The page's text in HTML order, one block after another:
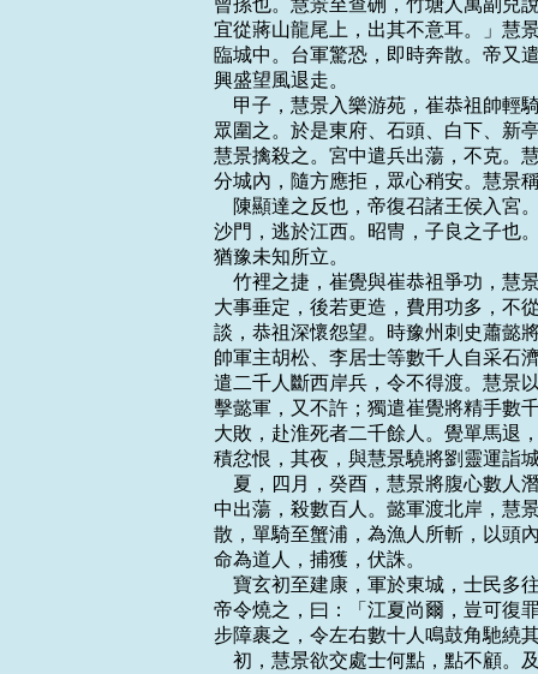
曾孫也。慧景至查硎，竹塘人萬副兒
宜從蔣山龍尾上，出其不意耳。」慧
臨城中。台軍驚恐，即時奔散。帝又
興盛望風退走。
甲子，慧景入樂游苑，崔恭祖帥
眾圍之。於是東府、石頭、白下、新
慧景擒殺之。宮中遣兵出蕩，不克。
分城內，隨方應拒，眾心稍安。慧景
陳顯達之反也，帝復召諸王侯入
沙門，逃於江西。昭冑，子良之子也
猶豫未知所立。
竹裡之捷，崔覺與崔恭祖爭功，
大事垂定，後若更造，費用功多，不
談，恭祖深懷怨望。時豫州刺史蕭懿
帥軍主胡松、李居士等數千人自采石
遣二千人斷西岸兵，令不得渡。慧景
擊懿軍，又不許；獨遣崔覺將精手數
大敗，赴淮死者二千餘人。覺單馬退
積忿恨，其夜，與慧景驍將劉靈運詣
夏，四月，癸酉，慧景將腹心數
中出蕩，殺數百人。懿軍渡北岸，慧
散，單騎至蟹浦，為漁人所斬，以頭
命為道人，捕獲，伏誅。
寶玄初至建康，軍於東城，士民
帝令燒之，曰：「江夏尚爾，豈可復
步障裹之，令左右數十人鳴鼓角馳繞
初，慧景欲交處士何點，點不顧